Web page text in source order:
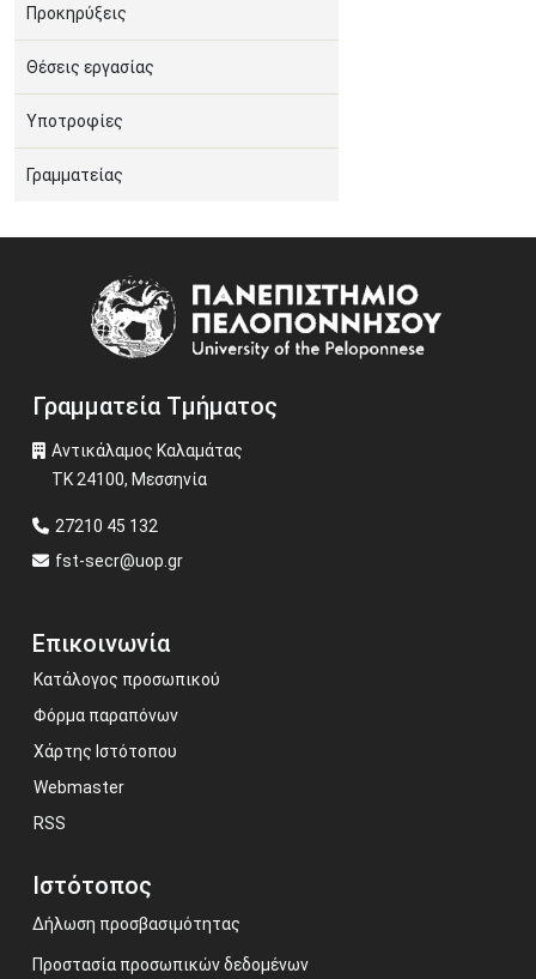
Προκηρύξεις
Θέσεις εργασίας
Υποτροφίες
Γραμματείας
Γραμματεία Τμήματος
Αντικάλαμος Καλαμάτας
ΤΚ 24100, Μεσσηνία
27210 45 132
fst-secr@uop.gr
Επικοινωνία
Κατάλογος προσωπικού
Φόρμα παραπόνων
Χάρτης Ιστότοπου
Webmaster
RSS
Ιστότοπος
Δήλωση προσβασιμότητας
Προστασία προσωπικών δεδομένων